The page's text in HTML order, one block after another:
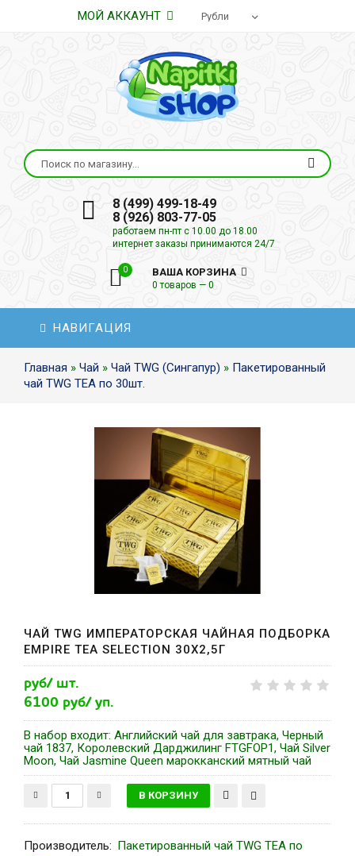
МОЙ АККАУНТ
8 (499) 499-18-49
8 (926) 803-77-05
работаем пн-пт с 10.00 до 18.00
интернет заказы принимаются 24/7
0 ВАША КОРЗИНА
0 товаров — 0
НАВИГАЦИЯ
Главная » Чай » Чай TWG (Сингапур) » Пакетированный
чай TWG TEA по 30шт.
ЧАЙ TWG ИМПЕРАТОРСКАЯ ЧАЙНАЯ ПОДБОРКА
EMPIRE TEA SELECTION 30Х2,5Г
руб/ шт.
6100 руб/ уп.
В набор входит: Английский чай для завтрака, Черный
чай 1837, Королевский Дарджилинг FTGFOP1, Чай Silver
Moon, Чай Jasmine Queen марокканский мятный чай
Производитель: Пакетированный чай TWG TEA по